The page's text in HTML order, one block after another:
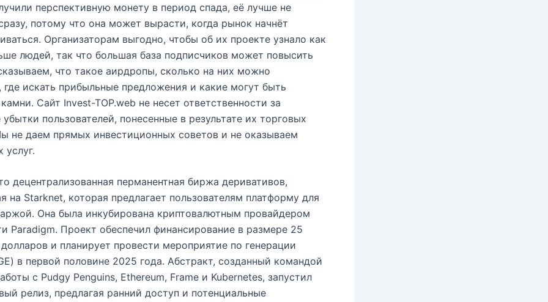
перспективную монету в период спада, её лучше не
потому что она может вырасти, когда рынок начнёт
Организаторам выгодно, чтобы об их проекте узнало как
людей, так что большая база подписчиков может повысить
что такое аирдропы, сколько на них можно
где искать прибыльные предложения и какие могут быть
Сайт Invest-TOP.web не несет ответственности за
пользователей, понесенные в результате их торговых
не даем прямых инвестиционных советов и не оказываем
услуг.
децентрализованная перманентная биржа деривативов,
на Starknet, которая предлагает пользователям платформу для
Она была инкубирована криптовалютным провайдером
Paradigm. Проект обеспечил финансирование в размере 25
и планирует провести мероприятие по генерации
в первой половине 2025 года. Абстракт, созданный командой
с Pudgy Penguins, Ethereum, Frame и Kubernetes, запустил
релиз, предлагая ранний доступ и потенциальные